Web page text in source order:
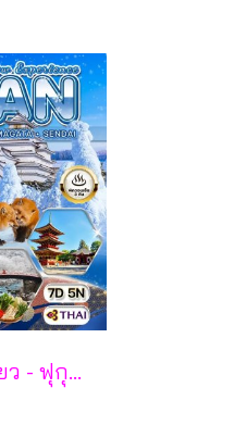
ทัวร์ญี่ปุ่น - โตเกียว - ฟุกุชิมะ - ยามากะตะ - เซนได 7 วัน - TG